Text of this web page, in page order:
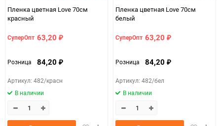
Пленка цветная Love 70см
красный
СуперОпт 63,20 ₽
Розница 84,20 ₽
Артикул: 482/красн
В наличии
Пленка цветная Love 70см
белый
СуперОпт 63,20 ₽
Розница 84,20 ₽
Артикул: 482/бел
В наличии